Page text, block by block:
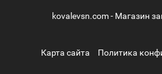
kovalevsn.com - Магазин
Карта сайта Политика